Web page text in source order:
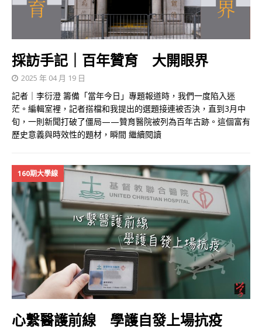
採訪手記｜百年贊育 大開眼界
2025 年 04 月 19 日
記者｜李衍澄 籌備「當年今日」專題報道時，我們一度陷入迷
茫。編輯室裡，記者搭檔和我提出的選題接連被否決，直到3月中
旬，一則新聞打破了僵局——贊育醫院被列為百年古跡。這個富有
歷史意義與時效性的題材，瞬間 繼續閱讀
160期大學線
心繫醫護前線 學護自發上場抗疫